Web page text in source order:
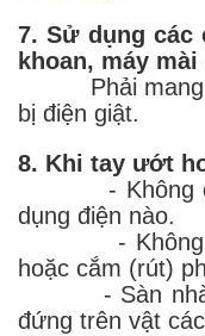
7. Sử dụng các
khoan, máy
Phải mang
bị điện giật.
8. Khi tay ướt
- Không
dụng điện nào.
- Không
hoặc cắm (rút)
- Sàn nhà
đứng trên vật